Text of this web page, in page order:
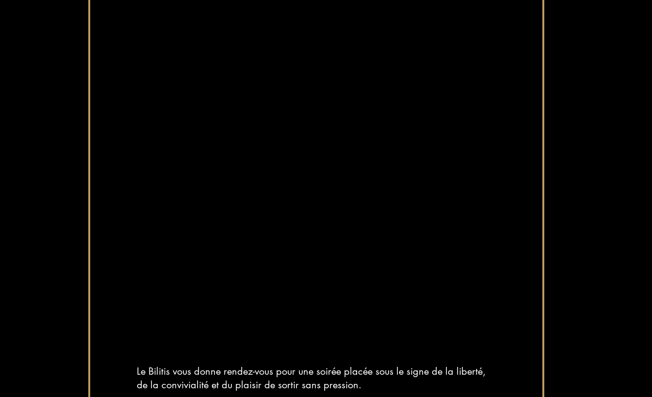
Le Bilitis vous donne rendez-vous pour une soirée placée sous le signe de la liberté,
de la convivialité et du plaisir de sortir sans pression.